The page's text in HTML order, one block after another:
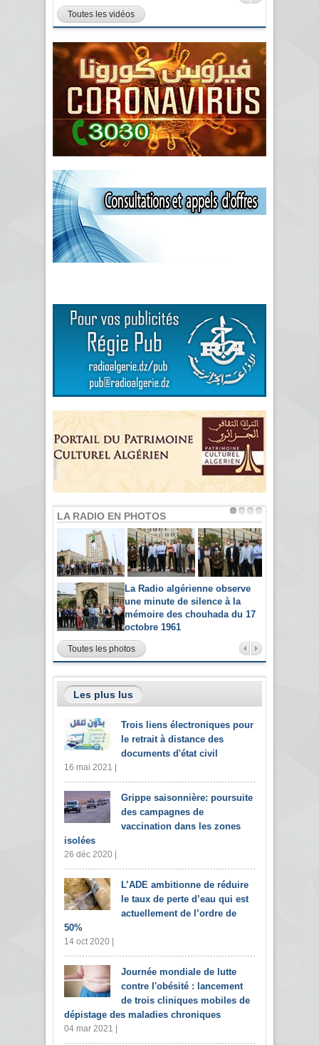
Toutes les vidéos
LA RADIO EN PHOTOS
La Radio algérienne observe
une minute de silence à la
mémoire des chouhada du 17
octobre 1961
Toutes les photos
Les plus lus
Trois liens électroniques pour
le retrait à distance des
documents d'état civil
16 mai 2021 |
Grippe saisonnière: poursuite
des campagnes de
vaccination dans les zones
isolées
26 déc 2020 |
L’ADE ambitionne de réduire
le taux de perte d’eau qui est
actuellement de l’ordre de
50%
14 oct 2020 |
Journée mondiale de lutte
contre l'obésité : lancement
de trois cliniques mobiles de
dépistage des maladies chroniques
04 mar 2021 |